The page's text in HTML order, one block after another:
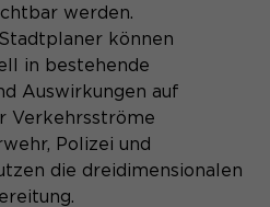
werden.
können
in bestehende
Auswirkungen auf
Verkehrsströme
Polizei und
die dreidimensionalen